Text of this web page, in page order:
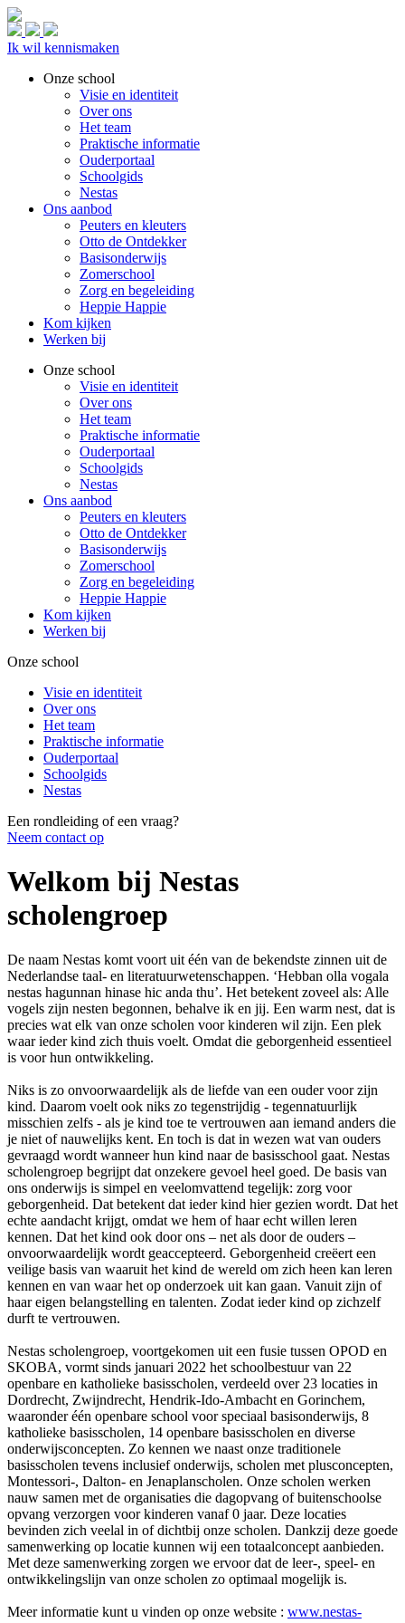
Ik wil kennismaken
Onze school
Visie en identiteit
Over ons
Het team
Praktische informatie
Ouderportaal
Schoolgids
Nestas
Ons aanbod
Peuters en kleuters
Otto de Ontdekker
Basisonderwijs
Zomerschool
Zorg en begeleiding
Heppie Happie
Kom kijken
Werken bij
Onze school
Visie en identiteit
Over ons
Het team
Praktische informatie
Ouderportaal
Schoolgids
Nestas
Ons aanbod
Peuters en kleuters
Otto de Ontdekker
Basisonderwijs
Zomerschool
Zorg en begeleiding
Heppie Happie
Kom kijken
Werken bij
Onze school
Visie en identiteit
Over ons
Het team
Praktische informatie
Ouderportaal
Schoolgids
Nestas
Een rondleiding of een vraag?
Neem contact op
Welkom bij Nestas
scholengroep
De naam Nestas komt voort uit één van de bekendste zinnen uit de
Nederlandse taal- en literatuurwetenschappen. ‘Hebban olla vogala
nestas hagunnan hinase hic anda thu’. Het betekent zoveel als: Alle
vogels zijn nesten begonnen, behalve ik en jij. Een warm nest, dat is
precies wat elk van onze scholen voor kinderen wil zijn. Een plek
waar ieder kind zich thuis voelt. Omdat die geborgenheid essentieel
is voor hun ontwikkeling.
Niks is zo onvoorwaardelijk als de liefde van een ouder voor zijn
kind. Daarom voelt ook niks zo tegenstrijdig - tegennatuurlijk
misschien zelfs - als je kind toe te vertrouwen aan iemand anders die
je niet of nauwelijks kent. En toch is dat in wezen wat van ouders
gevraagd wordt wanneer hun kind naar de basisschool gaat. Nestas
scholengroep begrijpt dat onzekere gevoel heel goed. De basis van
ons onderwijs is simpel en veelomvattend tegelijk: zorg voor
geborgenheid. Dat betekent dat ieder kind hier gezien wordt. Dat het
echte aandacht krijgt, omdat we hem of haar echt willen leren
kennen. Dat het kind ook door ons – net als door de ouders –
onvoorwaardelijk wordt geaccepteerd. Geborgenheid creëert een
veilige basis van waaruit het kind de wereld om zich heen kan leren
kennen en van waar het op onderzoek uit kan gaan. Vanuit zijn of
haar eigen belangstelling en talenten. Zodat ieder kind op zichzelf
durft te vertrouwen.
Nestas scholengroep, voortgekomen uit een fusie tussen OPOD en
SKOBA, vormt sinds januari 2022 het schoolbestuur van 22
openbare en katholieke basisscholen, verdeeld over 23 locaties in
Dordrecht, Zwijndrecht, Hendrik-Ido-Ambacht en Gorinchem,
waaronder één openbare school voor speciaal basisonderwijs, 8
katholieke basisscholen, 14 openbare basisscholen en diverse
onderwijsconcepten. Zo kennen we naast onze traditionele
basisscholen tevens inclusief onderwijs, scholen met plusconcepten,
Montessori-, Dalton- en Jenaplanscholen. Onze scholen werken
nauw samen met de organisaties die dagopvang of buitenschoolse
opvang verzorgen voor kinderen vanaf 0 jaar. Deze locaties
bevinden zich veelal in of dichtbij onze scholen. Dankzij deze goede
samenwerking op locatie kunnen wij een totaalconcept aanbieden.
Met deze samenwerking zorgen we ervoor dat de leer-, speel- en
ontwikkelingslijn van onze scholen zo optimaal mogelijk is.
Meer informatie kunt u vinden op onze website : www.nestas-